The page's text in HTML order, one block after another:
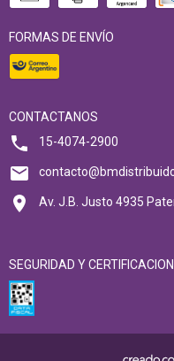
FORMAS DE ENVÍO
CONTACTANOS
15-4074-2900
Av. J.B. Justo 4935
SEGURIDAD Y